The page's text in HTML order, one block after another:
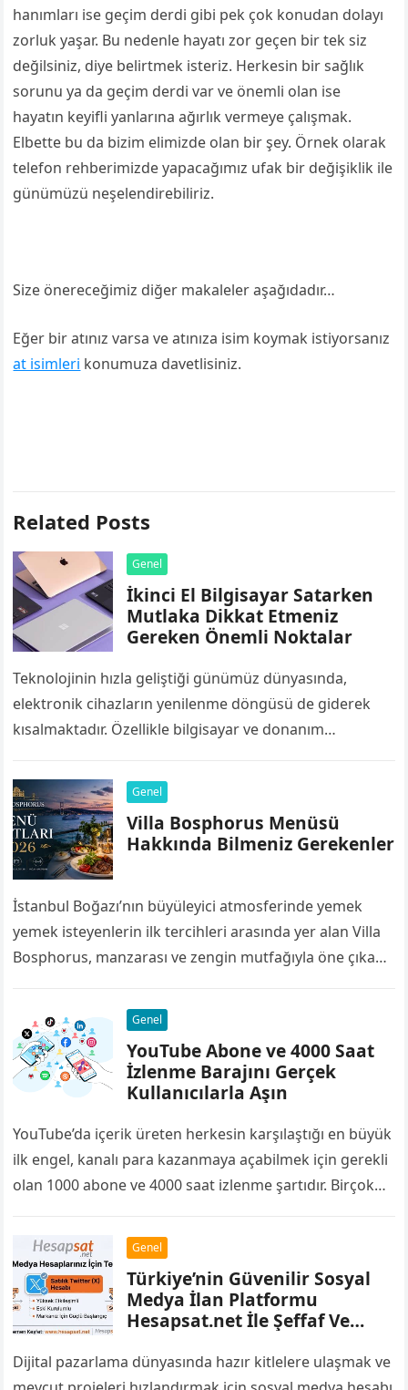
hanımları ise geçim derdi gibi pek çok konudan dolayı
zorluk yaşar. Bu nedenle hayatı zor geçen bir tek siz
değilsiniz, diye belirtmek isteriz. Herkesin bir sağlık
sorunu ya da geçim derdi var ve önemli olan ise
hayatın keyifli yanlarına ağırlık vermeye çalışmak.
Elbette bu da bizim elimizde olan bir şey. Örnek olarak
telefon rehberimizde yapacağımız ufak bir değişiklik ile
günümüzü neşelendirebiliriz.
Size önereceğimiz diğer makaleler aşağıdadır…
Eğer bir atınız varsa ve atınıza isim koymak istiyorsanız
at isimleri konumuza davetlisiniz.
Related Posts
Genel
İkinci El Bilgisayar Satarken
Mutlaka Dikkat Etmeniz
Gereken Önemli Noktalar
Teknolojinin hızla geliştiği günümüz dünyasında,
elektronik cihazların yenilenme döngüsü de giderek
kısalmaktadır. Özellikle bilgisayar ve donanım
sistem gereksinimleri nedeniyle birkaç yıl…
Genel
Villa Bosphorus Menüsü
Hakkında Bilmeniz Gerekenler
İstanbul Boğazı’nın büyüleyici atmosferinde yemek
yemek isteyenlerin ilk tercihleri arasında yer alan Villa
Bosphorus, manzarası ve zengin mutfağıyla öne çıkan
yemeklerine, kahvaltı…
Genel
YouTube Abone ve 4000 Saat
İzlenme Barajını Gerçek
Kullanıcılarla Aşın
YouTube’da içerik üreten herkesin karşılaştığı en büyük
ilk engel, kanalı para kazanmaya açabilmek için gerekli
olan 1000 abone ve 4000 saat izlenme şartıdır. Birçok
Genel
Türkiye’nin Güvenilir Sosyal
Medya İlan Platformu
Hesapsat.net İle Şeffaf Ve
Dijital pazarlama dünyasında hazır kitlelere ulaşmak ve